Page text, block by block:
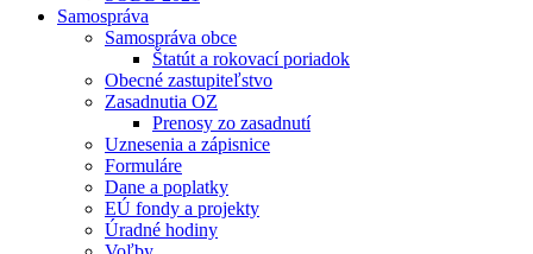
Samospráva
Samospráva obce
Štatút a rokovací poriadok
Obecné zastupiteľstvo
Zasadnutia OZ
Prenosy zo zasadnutí
Uznesenia a zápisnice
Formuláre
Dane a poplatky
EÚ fondy a projekty
Úradné hodiny